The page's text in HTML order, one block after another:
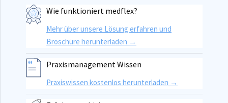
Wie funktioniert medflex?
Mehr über unsere Lösung erfahren und
Broschüre herunterladen →
Praxismanagement Wissen
Praxiswissen kostenlos herunterladen →